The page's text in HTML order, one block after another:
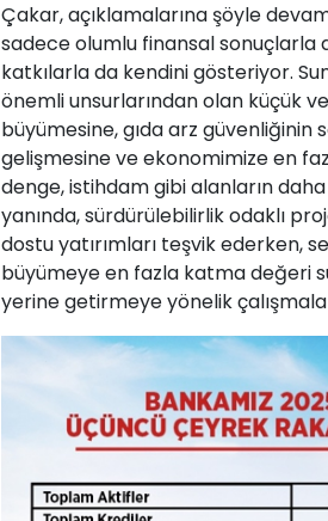
Çakar, açıklamalarına şöyle
sadece olumlu finansal sonuçlarla
katkılarla da kendini gösteriyor.
önemli unsurlarından olan küçük
büyümesine, gıda arz
gelişmesine ve ekonomimize en
denge, istihdam gibi alanların
yanında, sürdürülebilirlik odaklı
dostu yatırımları teşvik ederken,
büyümeye en fazla katma değeri
yerine getirmeye yönelik